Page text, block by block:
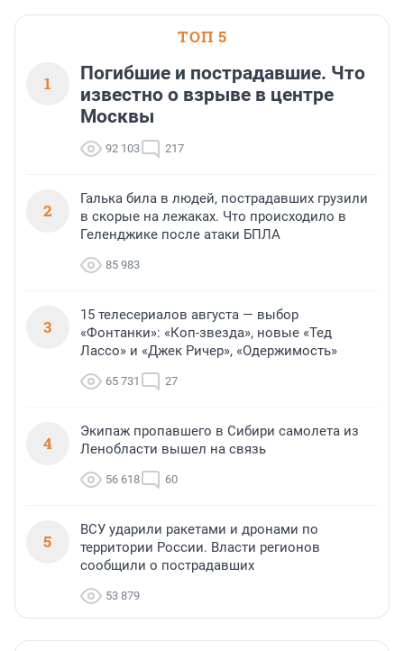
ТОП 5
1
Погибшие и пострадавшие. Что
известно о взрыве в центре
Москвы
92 103 217
2
Галька била в людей, пострадавших грузили
в скорые на лежаках. Что происходило в
Геленджике после атаки БПЛА
85 983
3
15 телесериалов августа — выбор
«Фонтанки»: «Коп-звезда», новые «Тед
Лассо» и «Джек Ричер», «Одержимость»
65 731 27
4
Экипаж пропавшего в Сибири самолета из
Ленобласти вышел на связь
56 618 60
5
ВСУ ударили ракетами и дронами по
территории России. Власти регионов
сообщили о пострадавших
53 879